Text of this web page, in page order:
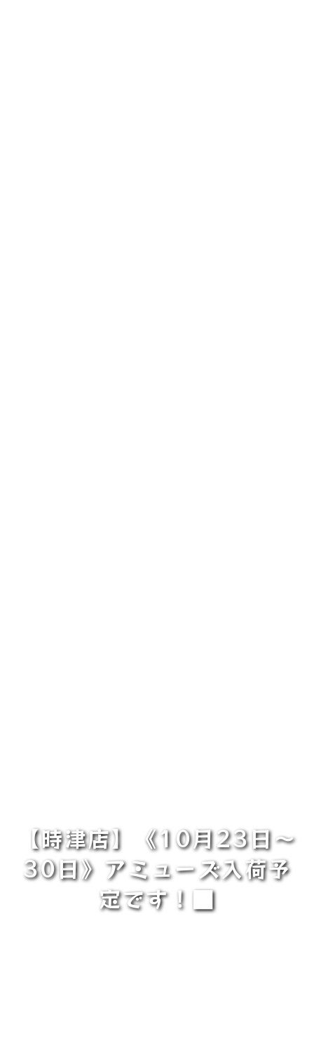
【時津店】《10月23日～
30日》アミューズ入荷予
定です！■